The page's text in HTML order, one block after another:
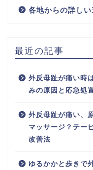
各地からの詳し
最近の記事
外反母趾が痛い時
みの原因と応急処
外反母趾が痛い、
マッサージ？テー
改善法
ゆるかかと歩きで